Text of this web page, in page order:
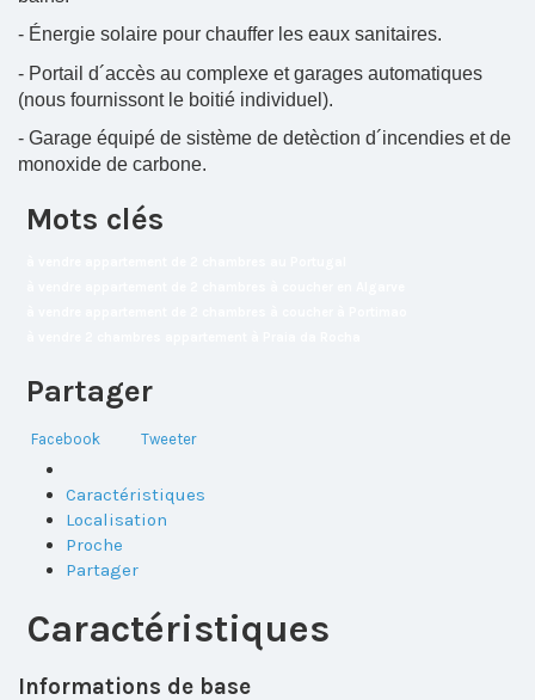
- Énergie solaire pour chauffer les eaux sanitaires.
- Portail d´accès au complexe et garages automatiques
(nous fournissont le boitié individuel).
- Garage équipé de sistème de detèction d´incendies et de
monoxide de carbone.
Mots clés
Partager
Facebook Tweeter
Caractéristiques
Localisation
Proche
Partager
Caractéristiques
Informations de base